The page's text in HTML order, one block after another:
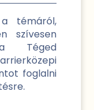
témáról,
szívesen
Téged
foglalni